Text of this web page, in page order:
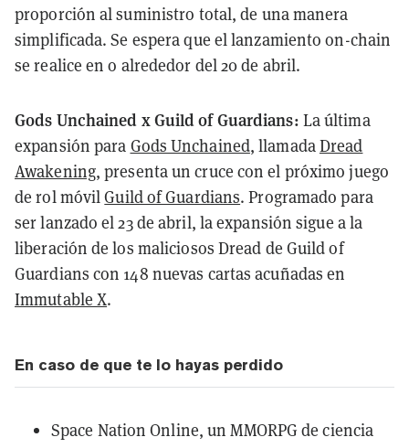
proporción al suministro total, de una manera
simplificada. Se espera que el lanzamiento on-chain
se realice en o alrededor del 20 de abril.
Gods Unchained x Guild of Guardians: La última
expansión para Gods Unchained, llamadaDread
Awakening, presenta un cruce con el próximo juego
de rol móvilGuild of Guardians. Programado para
ser lanzado el 23 de abril, la expansión sigue a la
liberación de los maliciosos Dread de Guild of
Guardians con 148 nuevas cartas acuñadas en
Immutable X.
En caso de que te lo hayas perdido
Space Nation Online, un MMORPG de ciencia